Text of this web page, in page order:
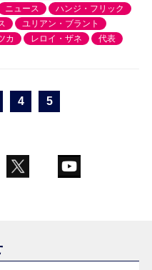
ニュース
ハンジ・フリック
ユリアン・ブラント
カ レロイ・ザネ
代表
4 5